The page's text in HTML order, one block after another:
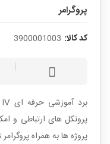
پروگرامر
کد کالا: 3900001003
پروتکل های ارتباطی و
پروژه ها به همراه پروگرامر JTAG